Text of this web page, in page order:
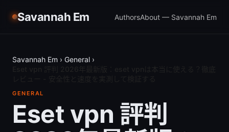
Savannah Em AuthorsAbout — Savannah Em
Savannah Em › General ›
GENERAL
Eset vpn 評判